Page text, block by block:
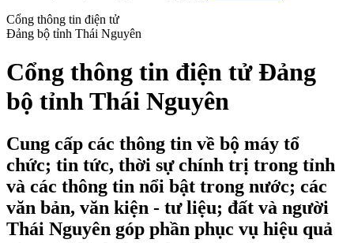
Cổng thông tin điện tử
Đảng bộ tỉnh Thái Nguyên
Cổng thông tin điện tử Đảng
bộ tỉnh Thái Nguyên
Cung cấp các thông tin về bộ máy tổ
chức; tin tức, thời sự chính trị trong tỉnh
và các thông tin nổi bật trong nước; các
văn bản, văn kiện - tư liệu; đất và người
Thái Nguyên góp phần phục vụ hiệu quả